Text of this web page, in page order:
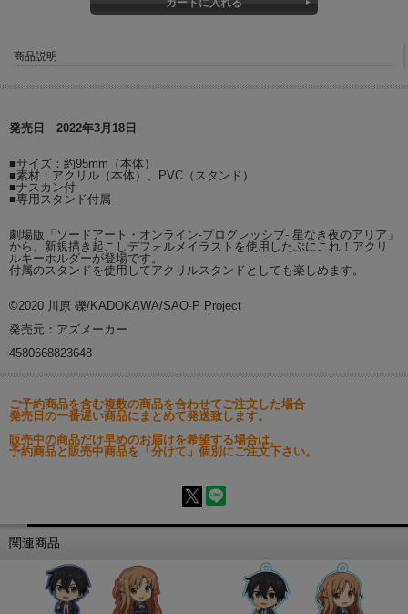
商品説明
発売日 2022年3月18日
■サイズ：約95mm（本体）
■素材：アクリル（本体）、PVC（スタンド）
■ナスカン付
■専用スタンド付属
劇場版「ソードアート・オンライン-プログレッシブ- 星なき夜のアリア」
から、新規描き起こしデフォルメイラストを使用したぷにこれ！アクリ
ルキーホルダーが登場です。
付属のスタンドを使用してアクリルスタンドとしても楽しめます。
©2020 川原 礫/KADOKAWA/SAO-P Project
発売元：アズメーカー
4580668823648
ご予約商品を含む複数の商品を合わせてご注文した場合
発売日の一番遅い商品にまとめて発送致します。
販売中の商品だけ早めのお届けを希望する場合は、
予約商品と販売中商品を「分けて」個別にご注文下さい。
関連商品